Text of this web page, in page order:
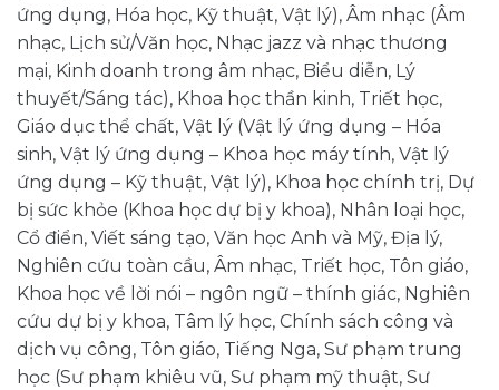
ứng dụng, Hóa học, Kỹ thuật, Vật lý), Âm nhạc (Âm
nhạc, Lịch sử/Văn học, Nhạc jazz và nhạc thương
mại, Kinh doanh trong âm nhạc, Biểu diễn, Lý
thuyết/Sáng tác), Khoa học thần kinh, Triết học,
Giáo dục thể chất, Vật lý (Vật lý ứng dụng – Hóa
sinh, Vật lý ứng dụng – Khoa học máy tính, Vật lý
ứng dụng – Kỹ thuật, Vật lý), Khoa học chính trị, Dự
bị sức khỏe (Khoa học dự bị y khoa), Nhân loại học,
Cổ điển, Viết sáng tạo, Văn học Anh và Mỹ, Địa lý,
Nghiên cứu toàn cầu, Âm nhạc, Triết học, Tôn giáo,
Khoa học về lời nói – ngôn ngữ – thính giác, Nghiên
cứu dự bị y khoa, Tâm lý học, Chính sách công và
dịch vụ công, Tôn giáo, Tiếng Nga, Sư phạm trung
học (Sư phạm khiêu vũ, Sư phạm mỹ thuật, Sư